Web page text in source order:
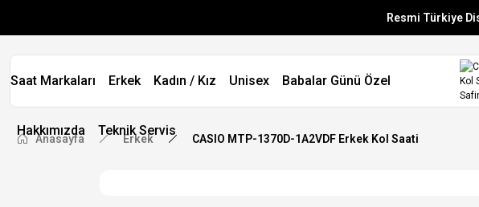
Resmi Türkiye
Saat Markaları Erkek Kadın / Kız Unisex Babalar Günü Özel
Hakkımızda Teknik Servis
Anasayfa Erkek CASIO MTP-1370D-1A2VDF Erkek Kol Saati